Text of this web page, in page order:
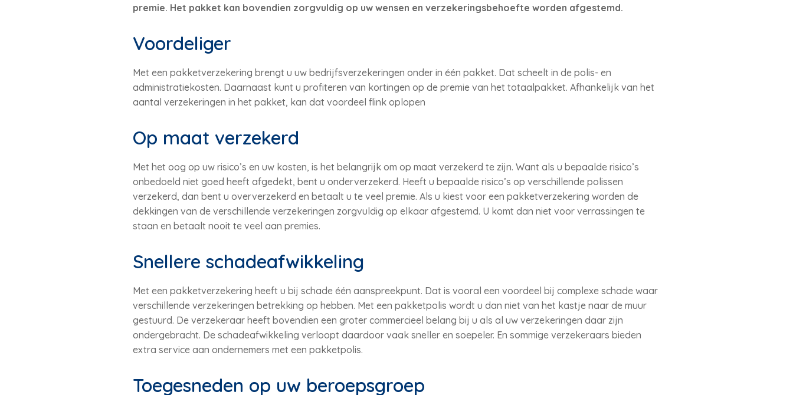
premie. Het pakket kan bovendien zorgvuldig op uw wensen en verzekeringsbehoefte worden afgestemd.
Voordeliger
Met een pakketverzekering brengt u uw bedrijfsverzekeringen onder in één pakket. Dat scheelt in de polis- en
administratiekosten. Daarnaast kunt u profiteren van kortingen op de premie van het totaalpakket. Afhankelijk van het
aantal verzekeringen in het pakket, kan dat voordeel flink oplopen
Op maat verzekerd
Met het oog op uw risico’s en uw kosten, is het belangrijk om op maat verzekerd te zijn. Want als u bepaalde risico’s
onbedoeld niet goed heeft afgedekt, bent u onderverzekerd. Heeft u bepaalde risico’s op verschillende polissen
verzekerd, dan bent u oververzekerd en betaalt u te veel premie. Als u kiest voor een pakketverzekering worden de
dekkingen van de verschillende verzekeringen zorgvuldig op elkaar afgestemd. U komt dan niet voor verrassingen te
staan en betaalt nooit te veel aan premies.
Snellere schadeafwikkeling
Met een pakketverzekering heeft u bij schade één aanspreekpunt. Dat is vooral een voordeel bij complexe schade waar
verschillende verzekeringen betrekking op hebben. Met een pakketpolis wordt u dan niet van het kastje naar de muur
gestuurd. De verzekeraar heeft bovendien een groter commercieel belang bij u als al uw verzekeringen daar zijn
ondergebracht. De schadeafwikkeling verloopt daardoor vaak sneller en soepeler. En sommige verzekeraars bieden
extra service aan ondernemers met een pakketpolis.
Toegesneden op uw beroepsgroep